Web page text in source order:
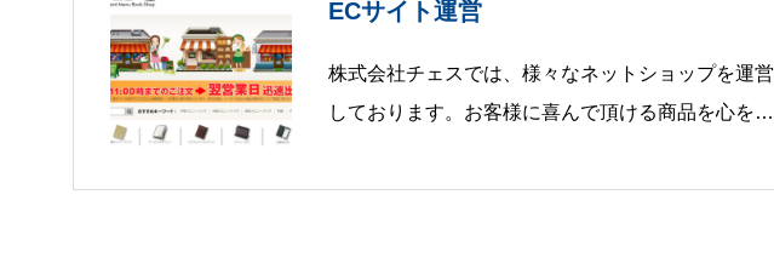
ECサイト運営
株式会社チェスでは、様々なネットショップを運営
しております。お客様に喜んで頂ける商品を心を込
を中心とした店舗用品販売「素敵なメニュー屋」